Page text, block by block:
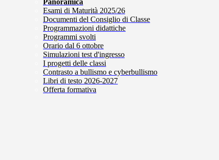
Panoramica
Esami di Maturità 2025/26
Documenti del Consiglio di Classe
Programmazioni didattiche
Programmi svolti
Orario dal 6 ottobre
Simulazioni test d'ingresso
I progetti delle classi
Contrasto a bullismo e cyberbullismo
Libri di testo 2026-2027
Offerta formativa